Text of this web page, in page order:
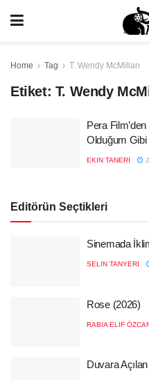
Home Tag T. Wendy McMillan
Etiket: T. Wendy
Pera
Olduğum Gibi
EKIN TANERI
Editörün Seçtikleri
Sinemada
SELIN TANYERI
Rose (2026)
RABIA ELIF
Duvara